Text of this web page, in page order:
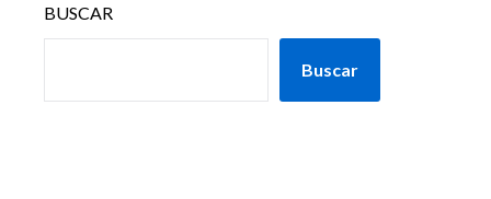
BUSCAR
Buscar